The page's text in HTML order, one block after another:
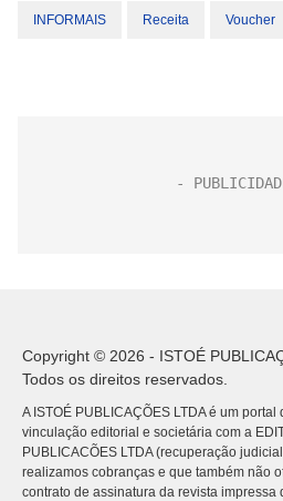
INFORMAIS Receita Voucher
Copyright © 2026 - ISTOÉ
Todos os direitos reservados.
A ISTOÉ PUBLICAÇÕES LTDA é um
vinculação editorial e societária com a
PUBLICACÕES LTDA (recuperação
realizamos cobranças e que também não
contrato de assinatura da revista impressa